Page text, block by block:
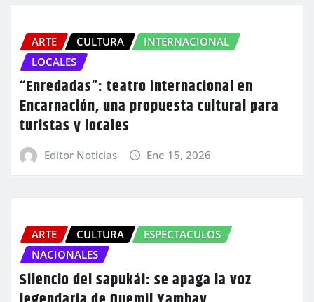
ARTE CULTURA
INTERNACIONAL
LOCALES
“Enredadas”: teatro internacional en
Encarnación, una propuesta cultural para
turistas y locales
Editor Noticias Ene 15, 2026
ARTE CULTURA
ESPECTACULOS
NACIONALES
Silencio del sapukái: se apaga la voz